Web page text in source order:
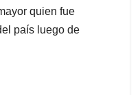
quien fue
país luego de